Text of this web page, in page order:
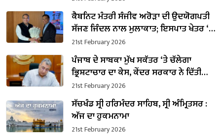
ਕੈਬਨਿਟ ਮੰਤਰੀ ਸੰਜੀਵ ਅਰੋੜਾ ਦੀ ਉਦਯੋਗਪਤੀ
ਸੱਜਣ ਜਿੰਦਲ ਨਾਲ ਮੁਲਾਕਾਤ; ਇਸਪਾਤ ਖੇਤਰ ‘ਚ
₹1,500 ਕਰੋੜ ਨਿਵੇਸ਼ ਦਾ ਐਲਾਨ
21st February 2026
ਪੰਜਾਬ ਦੇ ਸਾਬਕਾ ਮੁੱਖ ਸਕੱਤਰ ‘ਤੇ ਚੱਲੇਗਾ
ਭ੍ਰਿਸ਼ਟਾਚਾਰ ਦਾ ਕੇਸ, ਕੇਂਦਰ ਸਰਕਾਰ ਨੇ ਦਿੱਤੀ
ਪ੍ਰਵਾਨਗੀ
21st February 2026
ਸੱਚਖੰਡ ਸ੍ਰੀ ਹਰਿਮੰਦਰ ਸਾਹਿਬ, ਸ੍ਰੀ ਅੰਮ੍ਰਿਤਸਰ :
ਅੱਜ ਦਾ ਹੁਕਮਨਾਮਾ
21st February 2026